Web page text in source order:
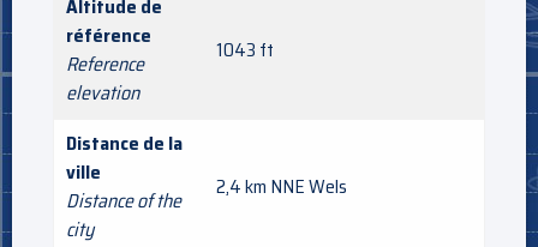
Altitude de
référence
Reference
elevation
1043 ft
Distance de la
ville
Distance of the
city
2,4 km NNE Wels